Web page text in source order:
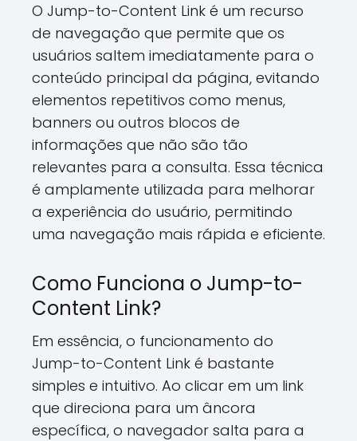
O Jump-to-Content Link é um recurso
de navegação que permite que os
usuários saltem imediatamente para o
conteúdo principal da página, evitando
elementos repetitivos como menus,
banners ou outros blocos de
informações que não são tão
relevantes para a consulta. Essa técnica
é amplamente utilizada para melhorar
a experiência do usuário, permitindo
uma navegação mais rápida e eficiente.
Como Funciona o Jump-to-
Content Link?
Em essência, o funcionamento do
Jump-to-Content Link é bastante
simples e intuitivo. Ao clicar em um link
que direciona para um âncora
específica, o navegador salta para a